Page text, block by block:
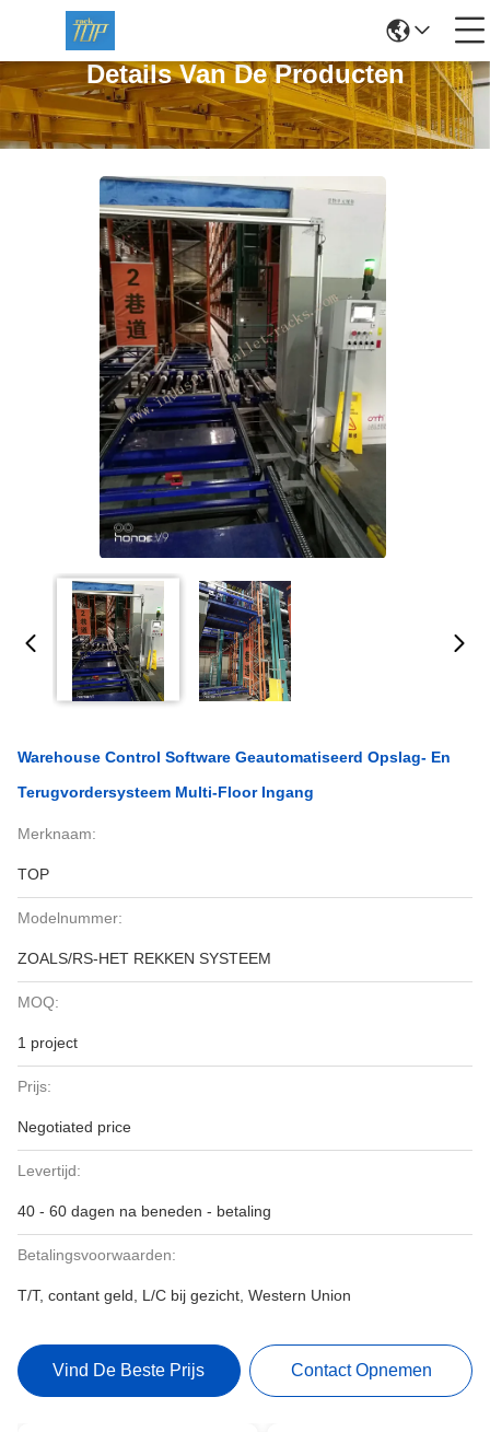
Details Van De Producten
Warehouse Control Software Geautomatiseerd Opslag- En
Terugvordersysteem Multi-Floor Ingang
Merknaam:
TOP
Modelnummer:
ZOALS/RS-HET REKKEN SYSTEEM
MOQ:
1 project
Prijs:
Negotiated price
Levertijd:
40 - 60 dagen na beneden - betaling
Betalingsvoorwaarden:
T/T, contant geld, L/C bij gezicht, Western Union
Vind De Beste Prijs Contact Opnemen